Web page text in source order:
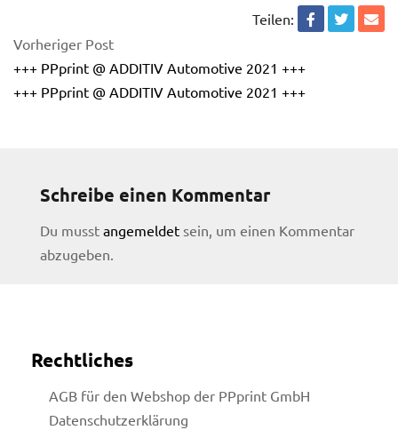
Teilen:
Vorheriger Post
+++ PPprint @ ADDITIV Automotive 2021 +++
+++ PPprint @ ADDITIV Automotive 2021 +++
Schreibe einen Kommentar
Du musst angemeldet sein, um einen Kommentar
abzugeben.
Rechtliches
AGB für den Webshop der PPprint GmbH
Datenschutzerklärung